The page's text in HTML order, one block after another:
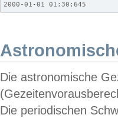
2000-01-01 01:30;645
Die astronomische
Die periodischen